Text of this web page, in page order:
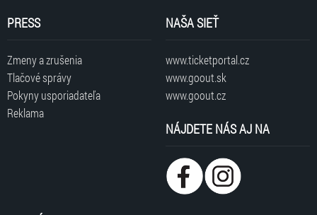
PRESS
Zmeny a zrušenia
Tlačové správy
Pokyny usporiadateľa
Reklama
NAŠA SIEŤ
www.ticketportal.cz
www.goout.sk
www.goout.cz
NÁJDETE NÁS AJ NA